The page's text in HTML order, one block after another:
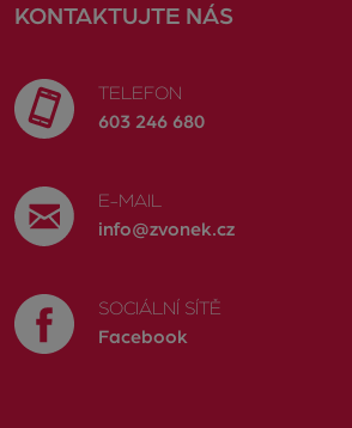
KONTAKTUJTE NÁS
TELEFON
603 246 680
E-MAIL
info@zvonek.cz
SOCIÁLNÍ SÍTĚ
Facebook